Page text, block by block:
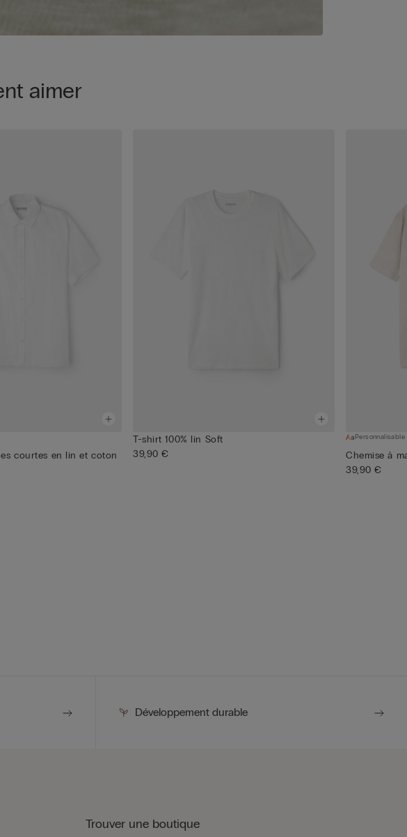
aimer
courtes en lin et coton
T-shirt 100% lin Soft
39,90 €
Personnalisable
Chemise à
39,90 €
Développement durable
Trouver une boutique